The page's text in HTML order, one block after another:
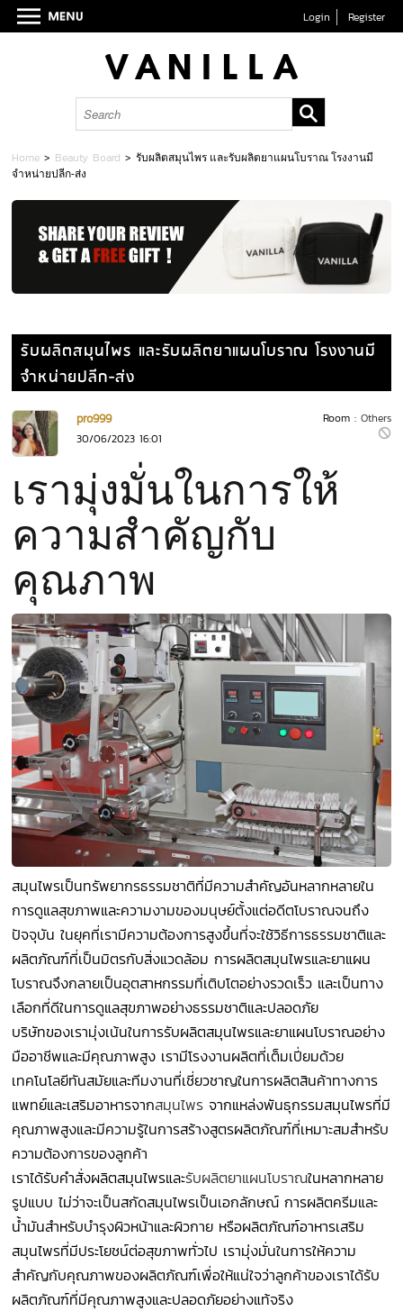
Login Register
Home > Beauty Board >รับผลิตสมุนไพร และรับผลิตยาแผนโบราณ โรงงานมี
จำหน่ายปลีก-ส่ง
รับผลิตสมุนไพร และรับผลิตยาแผนโบราณ โรงงานมี
จำหน่ายปลีก-ส่ง
Room : Others
pro999
30/06/2023 16:01
เรามุ่งมั่นในการให้
ความสำคัญกับ
คุณภาพ
สมุนไพรเป็นทรัพยากรธรรมชาติที่มีความสำคัญอันหลากหลายใน
การดูแลสุขภาพและความงามของมนุษย์ตั้งแต่อดีตโบราณจนถึง
ปัจจุบัน ในยุคที่เรามีความต้องการสูงขึ้นที่จะใช้วิธีการธรรมชาติและ
ผลิตภัณฑ์ที่เป็นมิตรกับสิ่งแวดล้อม การผลิตสมุนไพรและยาแผน
โบราณจึงกลายเป็นอุตสาหกรรมที่เติบโตอย่างรวดเร็ว และเป็นทาง
เลือกที่ดีในการดูแลสุขภาพอย่างธรรมชาติและปลอดภัย
บริษัทของเรามุ่งเน้นในการรับผลิตสมุนไพรและยาแผนโบราณอย่าง
มืออาชีพและมีคุณภาพสูง เรามีโรงงานผลิตที่เต็มเปี่ยมด้วย
เทคโนโลยีทันสมัยและทีมงานที่เชี่ยวชาญในการผลิตสินค้าทางการ
แพทย์และเสริมอาหารจากสมุนไพร จากแหล่งพันธุกรรมสมุนไพรที่มี
คุณภาพสูงและมีความรู้ในการสร้างสูตรผลิตภัณฑ์ที่เหมาะสมสำหรับ
ความต้องการของลูกค้า
เราได้รับคำสั่งผลิตสมุนไพรและรับผลิตยาแผนโบราณในหลากหลาย
รูปแบบ ไม่ว่าจะเป็นสกัดสมุนไพรเป็นเอกลักษณ์ การผลิตครีมและ
น้ำมันสำหรับบำรุงผิวหน้าและผิวกาย หรือผลิตภัณฑ์อาหารเสริม
สมุนไพรที่มีประโยชน์ต่อสุขภาพทั่วไป เรามุ่งมั่นในการให้ความ
สำคัญกับคุณภาพของผลิตภัณฑ์เพื่อให้แน่ใจว่าลูกค้าของเราได้รับ
ผลิตภัณฑ์ที่มีคุณภาพสูงและปลอดภัยอย่างแท้จริง